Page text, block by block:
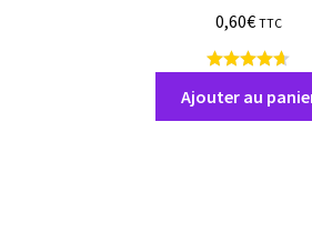
0,60€ TTC
Ajouter au